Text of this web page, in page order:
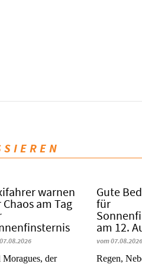
warnen
Chaos am Tag
Moragues, der
Gute
für
am 12.
vom 07.08.2026
Regen,